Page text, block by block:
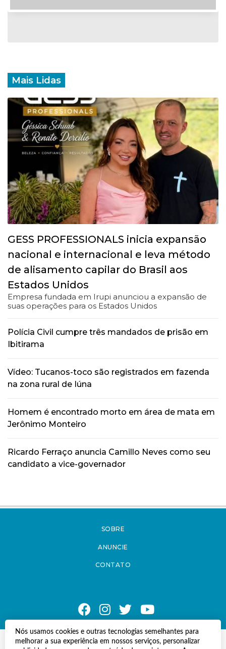
Nós usamos cookies e outras tecnologias semelhantes para
melhorar a sua experiência em nossos serviços, personalizar
Mais Lidas
GESS PROFESSIONALS inicia expansão
nacional e internacional e leva método
de alisamento capilar do Brasil aos
Estados Unidos
Empresa fundada em Irupi anunciou a expansão de
suas operações para os Estados Unidos
Polícia Civil cumpre três mandados de prisão em
Ibitirama
Vídeo: Tucanos-toco são registrados em fazenda
na zona rural de Iúna
Homem é encontrado morto em área de mata em
Jerônimo Monteiro
Ricardo Ferraço anuncia Camillo Neves como seu
candidato a vice-governador
SOBRE
ANUNCIE
CONTATO
© Copyright 2021 A Notícia do Caparaó.